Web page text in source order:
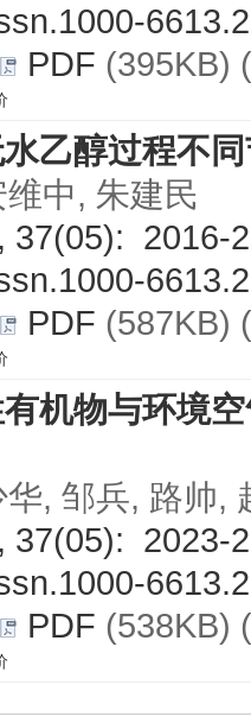
PDF (395KB) (
乙醇过程不
中, 朱建民
37(05): 2016-
PDF (587KB) (
机物与环境
, 邹兵, 路帅,
37(05): 2023-
PDF (538KB) (